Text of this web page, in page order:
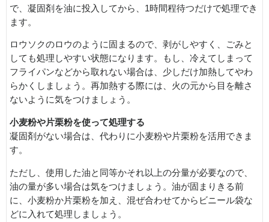
で、凝固剤を油に投入してから、1時間程待つだけで処理でき
ます。
ロウソクのロウのように固まるので、剥がしやすく、ごみと
しても処理しやすい状態になります。もし、冷えてしまって
フライパンなどから取れない場合は、少しだけ加熱してやわ
らかくしましょう。再加熱する際には、火の元から目を離さ
ないように気をつけましょう。
小麦粉や片栗粉を使って処理する
凝固剤がない場合は、代わりに小麦粉や片栗粉を活用できま
す。
ただし、使用した油と同等かそれ以上の分量が必要なので、
油の量が多い場合は気をつけましょう。油が固まりきる前
に、小麦粉か片栗粉を加え、混ぜ合わせてからビニール袋な
どに入れて処理しましょう。